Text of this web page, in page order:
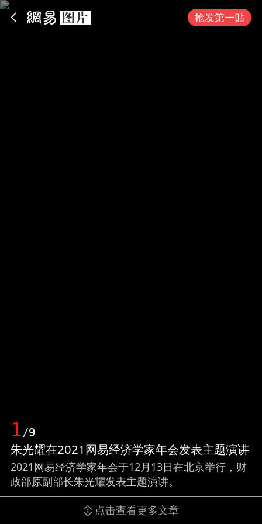
抢发第一贴
1/9
朱光耀在2021网易经济学家年会发表主题演讲
2021网易经济学家年会于12月13日在北京举行，财
政部原副部长朱光耀发表主题演讲。
点击查看更多文章
App内打开